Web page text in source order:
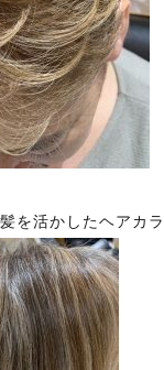
を活かしたヘアカ